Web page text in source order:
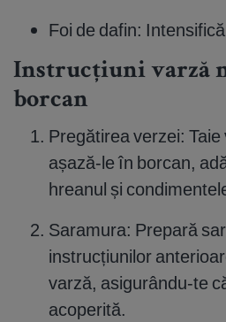
Foi de dafin:
Instrucțiuni varză
borcan
Pregătirea verzei:
așază-le în borcan,
hreanul și
Saramura: Prepară
instrucțiunilor
varză, asigurându-te
acoperită.